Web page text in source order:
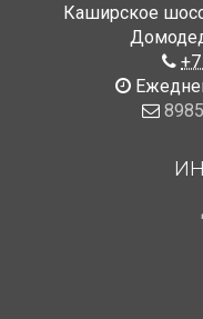
Каширское